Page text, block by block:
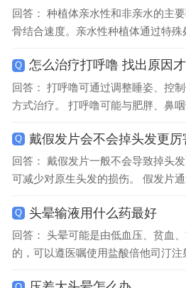
回答： 种植体亲水性和非亲水的主
骨结合速度。亲水性种植体通过特
或物理改性，形成亲水...
Q 怎么治疗打呼噜 找出原因
回答： 打呼噜可通过调整睡姿、控
方式治疗。 打呼噜可能与肥胖、鼻
气流通过时振动产生鼾...
Q 戴假发片会不会掉头发更厉
回答： 戴假发片一般不会导致掉头
可减少对原生头发的损伤。 假发片
脱发。选择轻便透气的...
Q 头晕输液用什么药最好
回答： 头晕可能是由低血压、贫血
的，可以遵医嘱使用盐酸倍他司汀